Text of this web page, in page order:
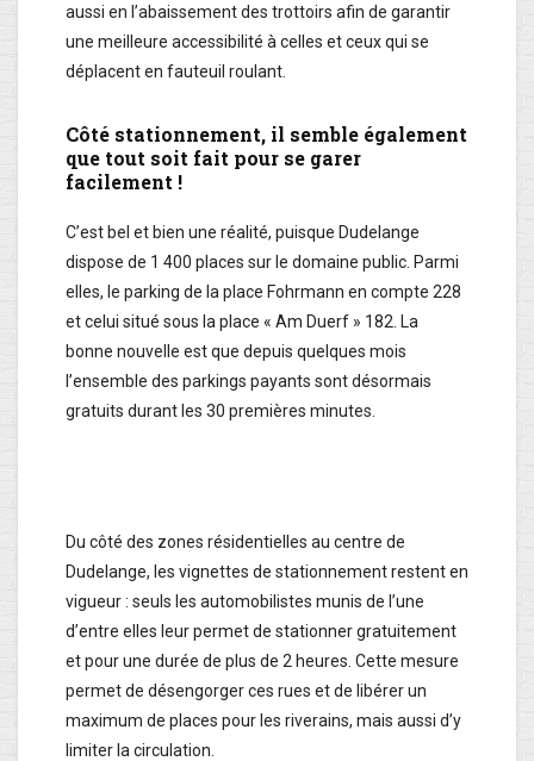
aussi en l’abaissement des trottoirs afin de garantir
une meilleure accessibilité à celles et ceux qui se
déplacent en fauteuil roulant.
Côté stationnement, il semble également
que tout soit fait pour se garer
facilement !
C’est bel et bien une réalité, puisque Dudelange
dispose de 1 400 places sur le domaine public. Parmi
elles, le parking de la place Fohrmann en compte 228
et celui situé sous la place « Am Duerf » 182. La
bonne nouvelle est que depuis quelques mois
l’ensemble des parkings payants sont désormais
gratuits durant les 30 premières minutes.
Du côté des zones résidentielles au centre de
Dudelange, les vignettes de stationnement restent en
vigueur : seuls les automobilistes munis de l’une
d’entre elles leur permet de stationner gratuitement
et pour une durée de plus de 2 heures. Cette mesure
permet de désengorger ces rues et de libérer un
maximum de places pour les riverains, mais aussi d’y
limiter la circulation.